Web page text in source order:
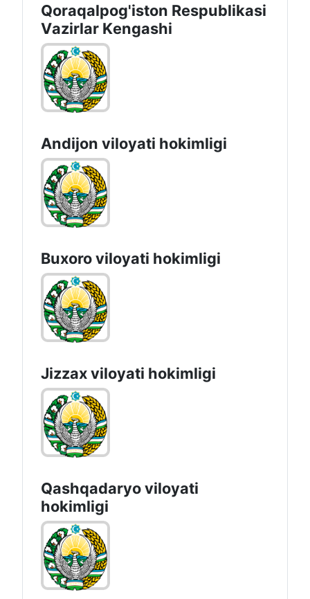
Qoraqalpog'iston Rеspublikаsi
Vаzirlаr Kеngаshi
Andijon vilоyati hоkimligi
Buxoro viloyati hokimligi
Jizzах vilоyati hоkimligi
Qashqadaryo viloyati
hоkimligi